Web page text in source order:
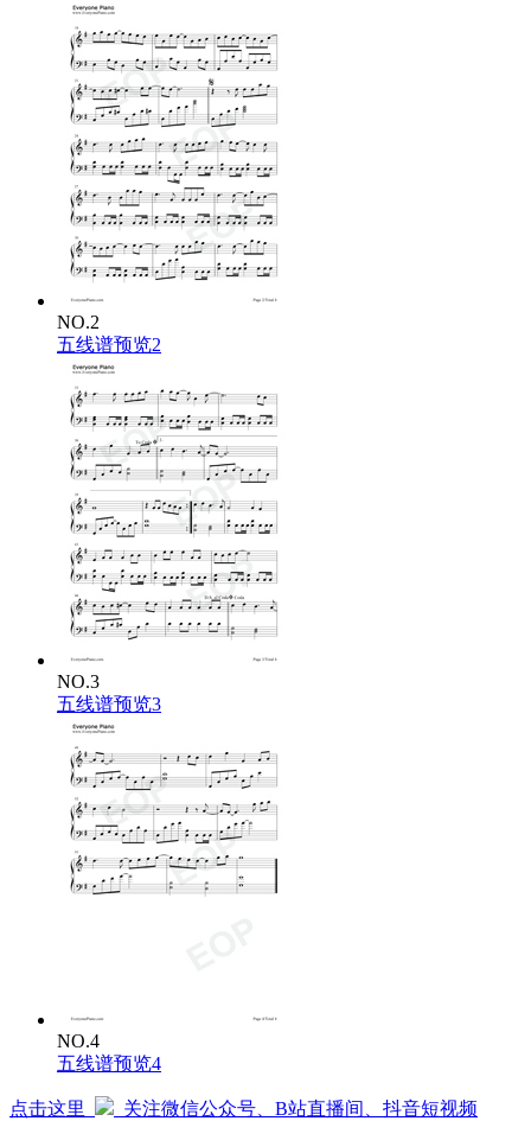
如穷追一个梦
谁人如何激进
亦不及我为你那么勇
沿途红灯再红
无人可挡我路
望着是万马千军都直冲
我没有温柔
唯独有这点英勇
跌下来 再上去
就像是 不倒翁
明明已是扑空
再尽全力补中
旁人从不赞同
连情理也不容
仍全情投入伤都不觉痛
如穷追一个梦
谁人如何激进
亦不及我为你那么勇
沿途红灯再红
无人可挡我路
望着是万马千军都直冲
再没有支援
还是有这点英勇
渴望爱的人
全部爱得很英勇
NO.2
五线谱预览2
NO.3
五线谱预览3
NO.4
五线谱预览4
点击这里 关注微信公众号、B站直播间、抖音短视频